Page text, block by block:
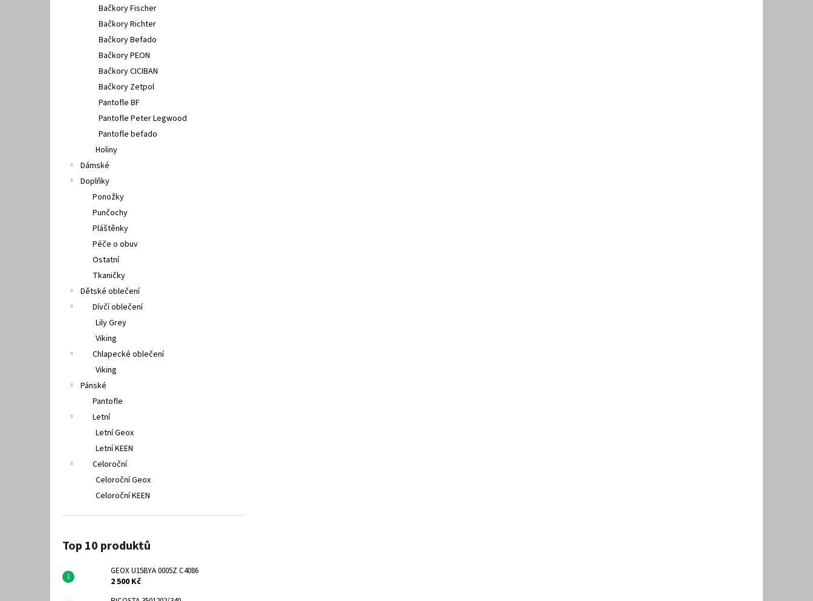
Bačkory Fischer
Bačkory Richter
Bačkory Befado
Bačkory PEON
Bačkory CICIBAN
Bačkory Zetpol
Pantofle BF
Pantofle Peter Legwood
Pantofle befado
Holiny
Dámské
Doplňky
Ponožky
Punčochy
Pláštěnky
Péče o obuv
Ostatní
Tkaničky
Dětské oblečení
Dívčí oblečení
Lily Grey
Viking
Chlapecké oblečení
Viking
Pánské
Pantofle
Letní
Letní Geox
Letní KEEN
Celoroční
Celoroční Geox
Celoroční KEEN
Top 10 produktů
GEOX U15BYA 0005Z C4086
2 500 Kč